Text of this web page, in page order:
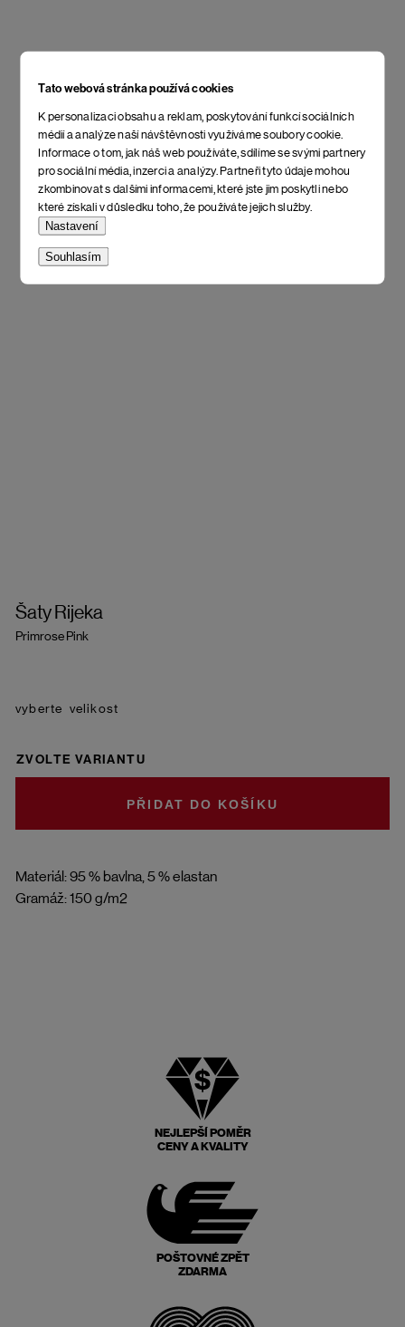
Tato webová stránka používá cookies
K personalizaci obsahu a reklam, poskytování funkcí sociálních
médií a analýze naší návštěvnosti využíváme soubory cookie.
Informace o tom, jak náš web používáte, sdílíme se svými partnery
pro sociální média, inzerci a analýzy. Partneři tyto údaje mohou
zkombinovat s dalšími informacemi, které jste jim poskytli nebo
které získali v důsledku toho, že používáte jejich služby.
Nastavení
Souhlasím
Šaty Rijeka
Primrose Pink
Materiál: 95 % bavlna, 5 % elastan
Gramáž: 150 g/m2
velikost
ZVOLTE VARIANTU
DO KOŠÍKU
NEJLEPŠÍ POMĚR
CENY A KVALITY
POŠTOVNÉ ZPĚT
ZDARMA